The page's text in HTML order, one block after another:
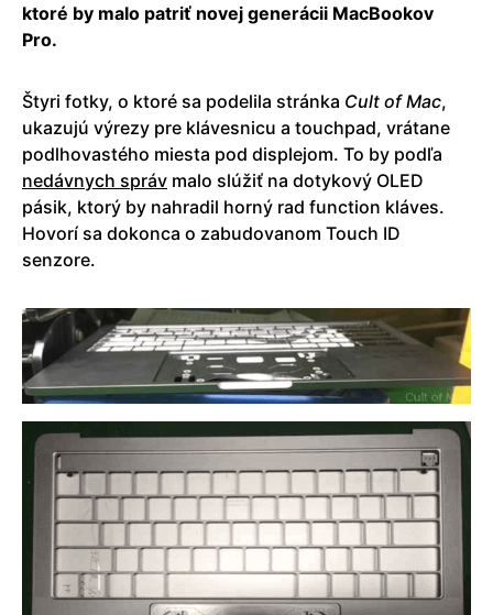
ktoré by malo patriť novej generácii MacBookov
Pro.
Štyri fotky, o ktoré sa podelila stránka Cult of Mac,
ukazujú výrezy pre klávesnicu a touchpad, vrátane
podlhovastého miesta pod displejom. To by podľa
nedávnych správ malo slúžiť na dotykový OLED
pásik, ktorý by nahradil horný rad function kláves.
Hovorí sa dokonca o zabudovanom Touch ID
senzore.